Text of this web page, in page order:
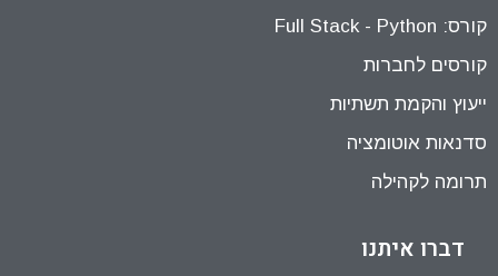
קורס: Full Stack - Python
קורסים לחברות
ייעוץ והקמת תשתיות
סדנאות אוטומציה
תרומה לקהילה
דברו איתנו